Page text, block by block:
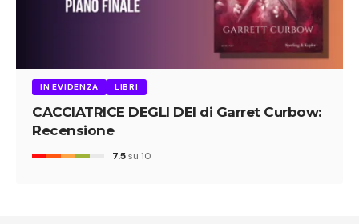
IN EVIDENZA LIBRI
CACCIATRICE DEGLI DEI di Garret Curbow:
Recensione
7.5su 10